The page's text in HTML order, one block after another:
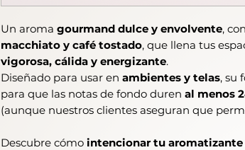
Un aroma gourmand dulce y envolvente,
macchiato y café tostado, que llena tus
vigorosa, cálida y energizante.
Diseñado para usar en ambientes y telas, su
para que las notas de fondo duren al menos
(aunque nuestros clientes aseguran que
Descubre cómo intencionar tu aromatizante